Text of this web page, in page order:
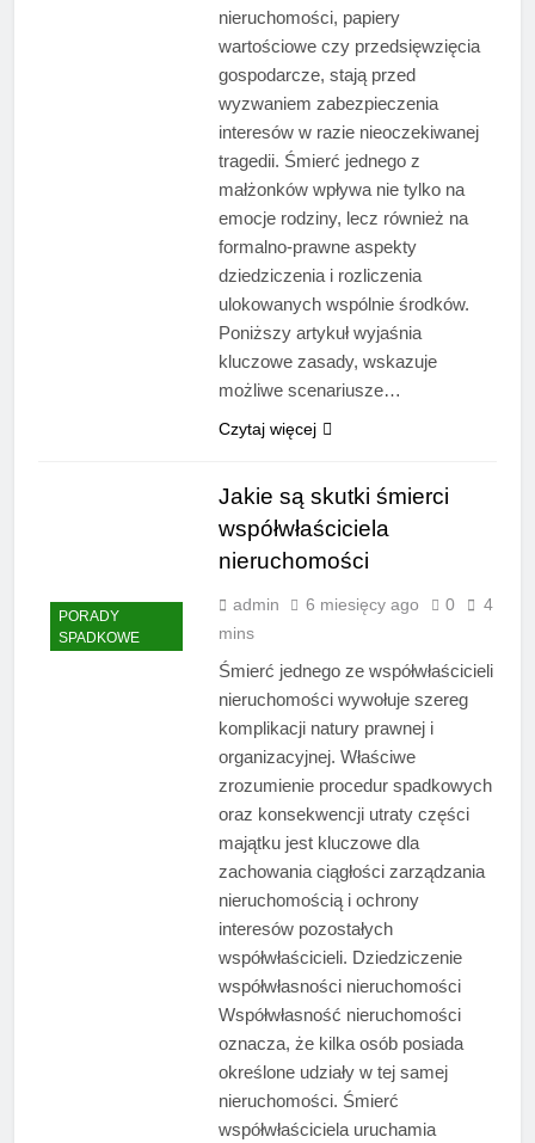
nieruchomości, papiery
wartościowe czy przedsięwzięcia
gospodarcze, stają przed
wyzwaniem zabezpieczenia
interesów w razie nieoczekiwanej
tragedii. Śmierć jednego z
małżonków wpływa nie tylko na
emocje rodziny, lecz również na
formalno-prawne aspekty
dziedziczenia i rozliczenia
ulokowanych wspólnie środków.
Poniższy artykuł wyjaśnia
kluczowe zasady, wskazuje
możliwe scenariusze…
Czytaj więcej
PORADY
SPADKOWE
Jakie są skutki śmierci
współwłaściciela
nieruchomości
admin 6 miesięcy ago 0
4
mins
Śmierć jednego ze współwłaścicieli
nieruchomości wywołuje szereg
komplikacji natury prawnej i
organizacyjnej. Właściwe
zrozumienie procedur spadkowych
oraz konsekwencji utraty części
majątku jest kluczowe dla
zachowania ciągłości zarządzania
nieruchomością i ochrony
interesów pozostałych
współwłaścicieli. Dziedziczenie
współwłasności nieruchomości
Współwłasność nieruchomości
oznacza, że kilka osób posiada
określone udziały w tej samej
nieruchomości. Śmierć
współwłaściciela uruchamia